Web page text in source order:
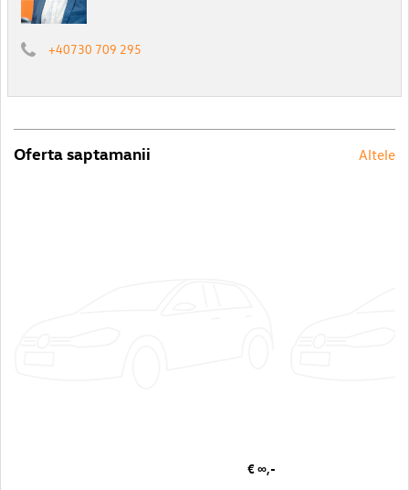
+40730 709 295
Oferta saptamanii Altele
€ ∞,-